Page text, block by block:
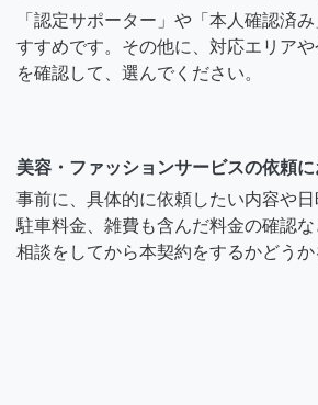
「認定サポーター」や「本人確認済
すすめです。その他に、対応エリア
を確認して、選んでください。
美容・ファッションサービスの依頼
事前に、具体的に依頼したい内容や
駐車料金、雑費も含んだ料金の確認
相談をしてから本契約をするかどうか